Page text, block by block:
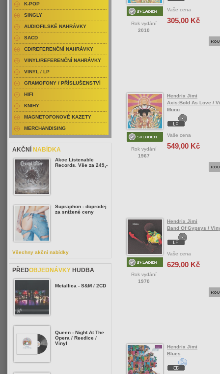
Rok vydání
2010
Vaše cena
305,00 Kč
Rok vydání
1967
Hendrix Jimi
Axis:Bold As Love /
Mono
Vaše cena
549,00 Kč
Rok vydání
1970
Hendrix Jimi
Band Of Gypsys /
Vaše cena
629,00 Kč
Hendrix Jimi
Blues
K-POP
SINGLY
AUDIOFILSKÉ NAHRÁVKY
SACD
CD/REFERENČNÍ NAHRÁVKY
VINYL/REFERENČNÍ NAHRÁVKY
VINYL / LP
GRAMOFONY / PŘÍSLUŠENSTVÍ
HIFI
KNIHY
MAGNETOFONOVÉ KAZETY
MERCHANDISING
AKČNÍ NABÍDKA
Akce Listenable
Records. Vše za 249,-
Supraphon - doprodej
za snížené ceny
Všechny akční nabídky
PŘEDOBJEDNÁVKY HUDBA
Metallica - S&M / 2CD
Queen - Night At The
Opera / Reedice /
Vinyl